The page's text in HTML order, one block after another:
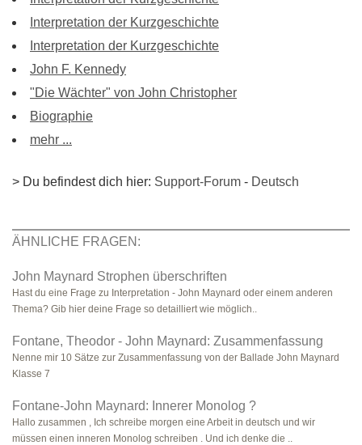
Interpretation der Kurzgeschichte
Interpretation der Kurzgeschichte
John F. Kennedy
"Die Wächter" von John Christopher
Biographie
mehr ...
> Du befindest dich hier: Support-Forum - Deutsch
ÄHNLICHE FRAGEN:
John Maynard Strophen überschriften
Hast du eine Frage zu Interpretation - John Maynard oder einem anderen
Thema? Gib hier deine Frage so detailliert wie möglich..
Fontane, Theodor - John Maynard: Zusammenfassung
Nenne mir 10 Sätze zur Zusammenfassung von der Ballade John Maynard
Klasse 7
Fontane-John Maynard: Innerer Monolog ?
Hallo zusammen , Ich schreibe morgen eine Arbeit in deutsch und wir
müssen einen inneren Monolog schreiben . Und ich denke die ..